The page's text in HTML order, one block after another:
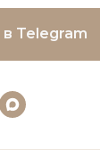
в Telegram